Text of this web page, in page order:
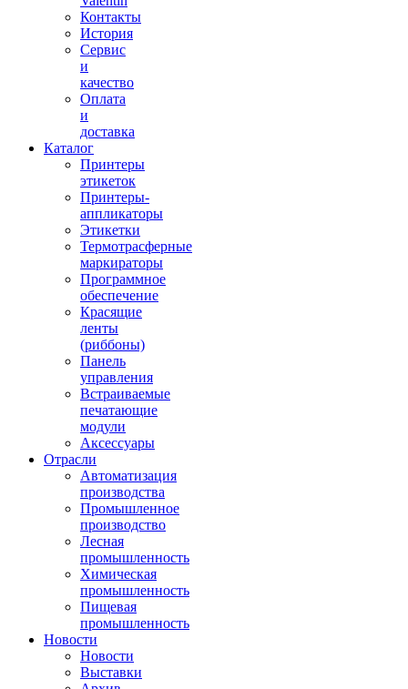
Контакты
История
Сервис
и
качество
Оплата
и
доставка
Каталог
Принтеры
этикеток
Принтеры-
аппликаторы
Этикетки
Термотрасферные
маркираторы
Программное
обеспечение
Красящие
ленты
(риббоны)
Панель
управления
Встраиваемые
печатающие
модули
Аксессуары
Отрасли
Автоматизация
производства
Промышленное
производство
Лесная
промышленность
Химическая
промышленность
Пищевая
промышленность
Новости
Новости
Выставки